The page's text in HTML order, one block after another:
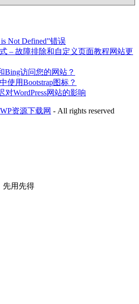
Not Defined”错误
式 – 故障排除和自定义页面教程网站更
Bing访问您的网站？
使用Bootstrap图标？
对WordPress网站的影响
WP资源下载网 - All rights reserved
先用先得